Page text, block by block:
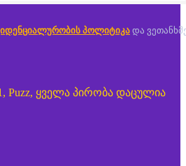
პოლიტიკა და
Puzz, ყველა პირობა დაცულია